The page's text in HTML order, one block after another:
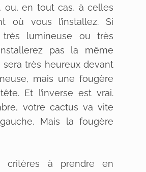
ou, en tout cas, à celles
où vous l’installez. Si
lumineuse ou très
pas la même
très heureux devant
mais une fougère
Et l’inverse est vrai.
votre cactus va vite
Mais la fougère
à prendre en